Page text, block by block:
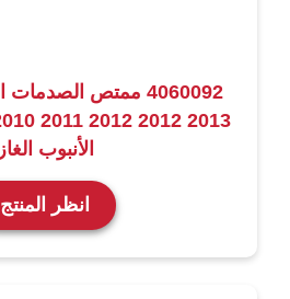
الأنبوب الغاز
انظر المنتج